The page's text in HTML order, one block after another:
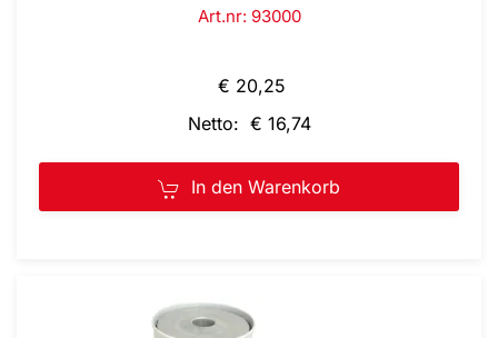
Art.nr: 93000
€ 20,25
Netto: € 16,74
In den Warenkorb